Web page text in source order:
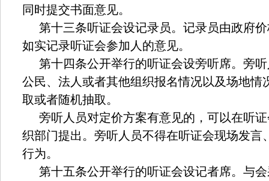
同时提交书面意见。
第十三条听证会设记录员。记录员由政府
如实记录听证会参加人的意见。
第十四条公开举行的听证会设旁听席。旁
公民、法人或者其他组织报名情况以及场地情
取或者随机抽取。
旁听人员对定价方案有意见的，可以在听
织部门提出。旁听人员不得在听证会现场发言
行为。
第十五条公开举行的听证会设记者席。与